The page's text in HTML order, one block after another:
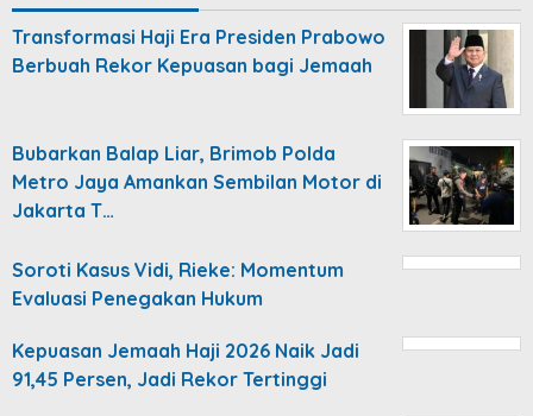
Transformasi Haji Era Presiden Prabowo
Berbuah Rekor Kepuasan bagi Jemaah
Bubarkan Balap Liar, Brimob Polda
Metro Jaya Amankan Sembilan Motor di
Jakarta T…
Soroti Kasus Vidi, Rieke: Momentum
Evaluasi Penegakan Hukum
Kepuasan Jemaah Haji 2026 Naik Jadi
91,45 Persen, Jadi Rekor Tertinggi